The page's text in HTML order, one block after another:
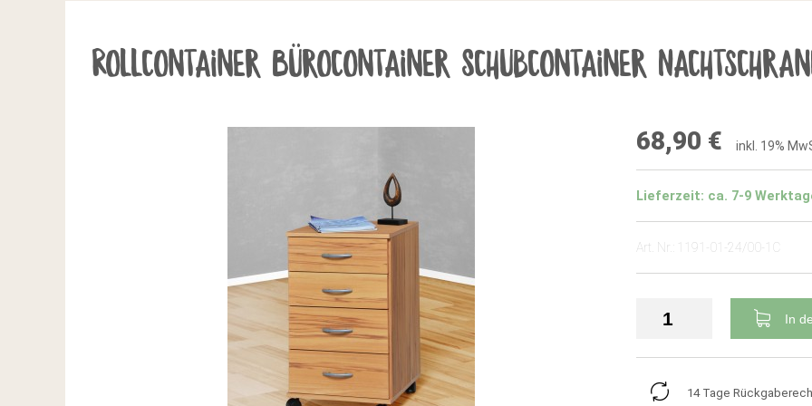
Rollcontainer Bürocontainer Schubcontainer
68,90 € inkl. 19%
Lieferzeit: ca. 7-9
Art. Nr.: 1191-01-24/00-1C
In
14 Tage